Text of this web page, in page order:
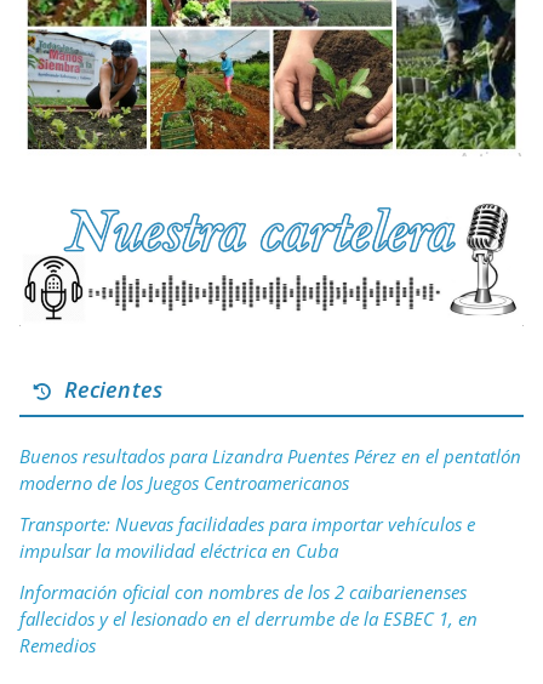
Recientes
Buenos resultados para Lizandra Puentes Pérez en el pentatlón
moderno de los Juegos Centroamericanos
Transporte: Nuevas facilidades para importar vehículos e
impulsar la movilidad eléctrica en Cuba
Información oficial con nombres de los 2 caibarienenses
fallecidos y el lesionado en el derrumbe de la ESBEC 1, en
Remedios